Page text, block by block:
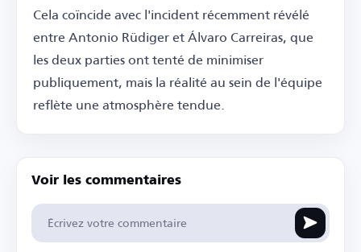
Cela coïncide avec l'incident récemment révélé
entre Antonio Rüdiger et Álvaro Carreiras, que
les deux parties ont tenté de minimiser
publiquement, mais la réalité au sein de l'équipe
reflète une atmosphère tendue.
Voir les commentaires